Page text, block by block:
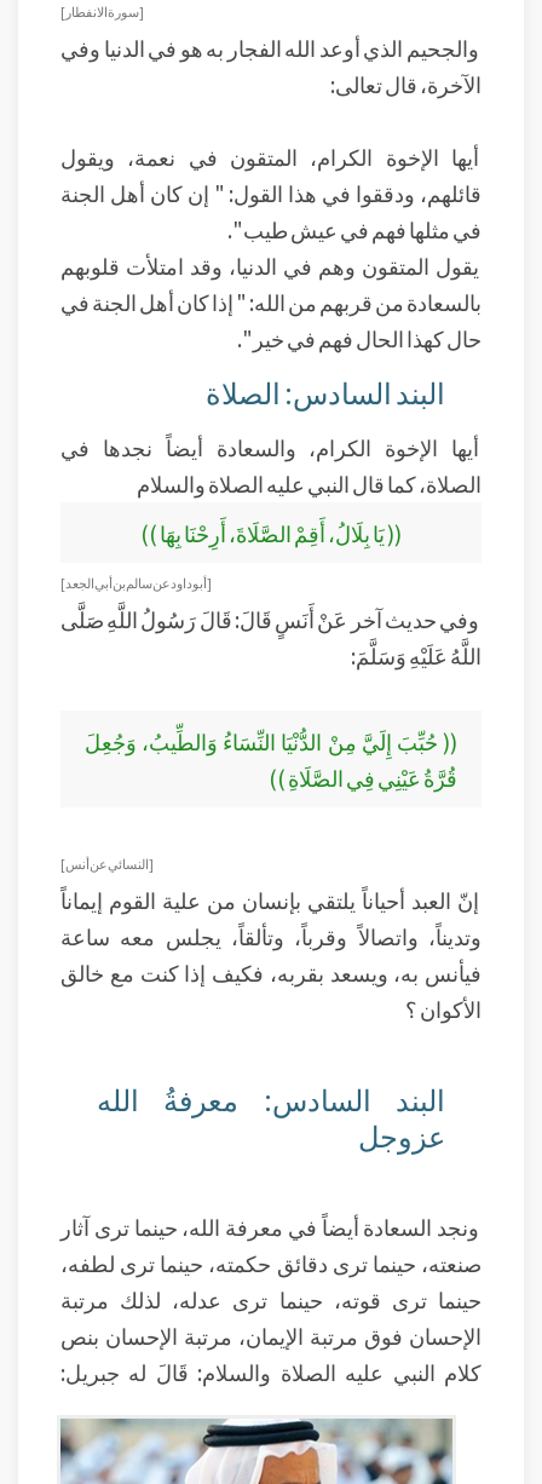
[ سورة الانفطار]
والجحيم الذي أوعد الله الفجار به هو في الدنيا وفي
الآخرة، قال تعالى:
أيها الإخوة الكرام، المتقون في نعمة، ويقول
قائلهم، ودققوا في هذا القول: " إن كان أهل الجنة
في مثلها فهم في عيش طيب ".
يقول المتقون وهم في الدنيا، وقد امتلأت قلوبهم
بالسعادة من قربهم من الله: " إذا كان أهل الجنة في
حال كهذا الحال فهم في خير ".
البند السادس: الصلاة
أيها الإخوة الكرام، والسعادة أيضاً نجدها في
الصلاة، كما قال النبي عليه الصلاة والسلام
(( يَا بِلَالُ، أَقِمْ الصَّلَاةَ، أَرِحْنَا بِهَا ))
[أبو داود عن سالم بن أبي الجعد]
وفي حديث آخر عَنْ أَنَسٍ قَالَ: قَالَ رَسُولُ اللَّهِ صَلَّى
اللَّهُ عَلَيْهِ وَسَلَّمَ:
(( حُبِّبَ إِلَيَّ مِنْ الدُّنْيَا النِّسَاءُ وَالطِّيبُ، وَجُعِلَ
قُرَّةُ عَيْنِي فِي الصَّلَاةِ ))
[النسائي عن أنس ]
إنّ العبد أحياناً يلتقي بإنسان من علية القوم إيماناً
وتديناً، واتصالاً وقرباً، وتألقاً، يجلس معه ساعة
فيأنس به، ويسعد بقربه، فكيف إذا كنت مع خالق
الأكوان ؟
البند السادس: معرفةُ الله
عزوجل
ونجد السعادة أيضاً في معرفة الله، حينما ترى آثار
صنعته، حينما ترى دقائق حكمته، حينما ترى لطفه،
حينما ترى قوته، حينما ترى عدله، لذلك مرتبة
الإحسان فوق مرتبة الإيمان، مرتبة الإحسان بنص
كلام النبي عليه الصلاة والسلام: قَالَ له جبريل: